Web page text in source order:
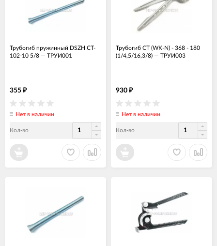
Трубогиб пружинный DSZH CT-
102-10 5/8 — ТРУИ001
355 ₽
Нет в наличии
Кол-во
Трубогиб CT (WK-N) - 368 - 180
(1/4,5/16,3/8) — ТРУИ003
930 ₽
Нет в наличии
Кол-во